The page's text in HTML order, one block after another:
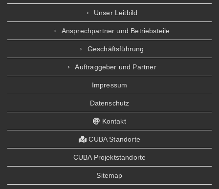
Unser Leitbild
Ansprechpartner und Betriebsteile
Geschäftsführung
Auftraggeber und Partner
Impressum
Datenschutz
Kontakt
CUBA Standorte
CUBA Projektstandorte
Sitemap